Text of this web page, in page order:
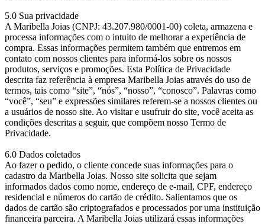
5.0 Sua privacidade
A Maribella Joias (CNPJ: 43.207.980/0001-00) coleta, armazena e
processa informações com o intuito de melhorar a experiência de
compra. Essas informações permitem também que entremos em
contato com nossos clientes para informá-los sobre os nossos
produtos, serviços e promoções. Esta Política de Privacidade
descrita faz referência à empresa Maribella Joias através do uso de
termos, tais como “site”, “nós”, “nosso”, “conosco”. Palavras como
“você”, “seu” e expressões similares referem-se a nossos clientes ou
a usuários de nosso site. Ao visitar e usufruir do site, você aceita as
condições descritas a seguir, que compõem nosso Termo de
Privacidade.
6.0 Dados coletados
Ao fazer o pedido, o cliente concede suas informações para o
cadastro da Maribella Joias. Nosso site solicita que sejam
informados dados como nome, endereço de e-mail, CPF, endereço
residencial e números do cartão de crédito. Salientamos que os
dados de cartão são criptografados e processados por uma instituição
financeira parceira. A Maribella Joias utilizará essas informações